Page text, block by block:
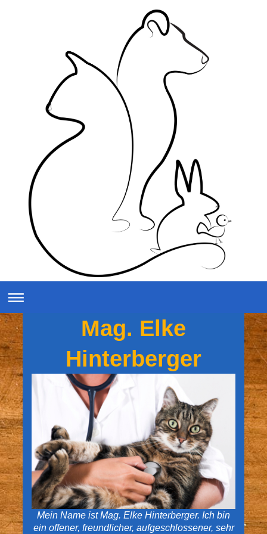
Mag. Elke
Hinterberger
Mein Name ist Mag. Elke Hinterberger. Ich bin
ein offener, freundlicher, aufgeschlossener, sehr